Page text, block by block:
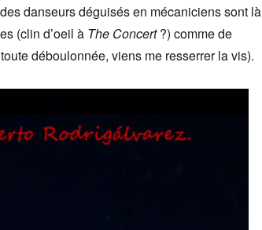
danseurs déguisés en mécaniciens sont là
(clin d’oeil à The Concert?) comme de
déboulonnée, viens me resserrer la vis).